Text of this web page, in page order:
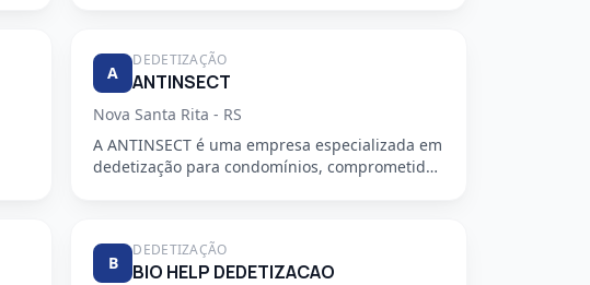
A
DEDETIZAÇÃO
ANTINSECT
Nova Santa Rita - RS
A ANTINSECT é uma empresa especializada em
dedetização para condomínios, comprometida
B
DEDETIZAÇÃO
BIO HELP DEDETIZACAO